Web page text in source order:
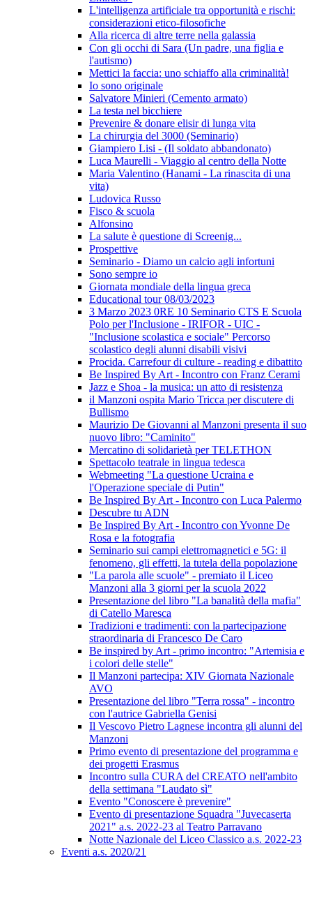
L'intelligenza artificiale tra opportunità e rischi:
considerazioni etico-filosofiche
Alla ricerca di altre terre nella galassia
Con gli occhi di Sara (Un padre, una figlia e
l'autismo)
Mettici la faccia: uno schiaffo alla criminalità!
Io sono originale
Salvatore Minieri (Cemento armato)
La testa nel bicchiere
Prevenire & donare elisir di lunga vita
La chirurgia del 3000 (Seminario)
Giampiero Lisi - (Il soldato abbandonato)
Luca Maurelli - Viaggio al centro della Notte
Maria Valentino (Hanami - La rinascita di una
vita)
Ludovica Russo
Fisco & scuola
Alfonsino
La salute è questione di Screenig...
Prospettive
Seminario - Diamo un calcio agli infortuni
Sono sempre io
Giornata mondiale della lingua greca
Educational tour 08/03/2023
3 Marzo 2023 0RE 10 Seminario CTS E Scuola
Polo per l'Inclusione - IRIFOR - UIC -
"Inclusione scolastica e sociale" Percorso
scolastico degli alunni disabili visivi
Procida. Carrefour di culture - reading e dibattito
Be Inspired By Art - Incontro con Franz Cerami
Jazz e Shoa - la musica: un atto di resistenza
il Manzoni ospita Mario Tricca per discutere di
Bullismo
Maurizio De Giovanni al Manzoni presenta il suo
nuovo libro: "Caminito"
Mercatino di solidarietà per TELETHON
Spettacolo teatrale in lingua tedesca
Webmeeting "La questione Ucraina e
l'Operazione speciale di Putin"
Be Inspired By Art - Incontro con Luca Palermo
Descubre tu ADN
Be Inspired By Art - Incontro con Yvonne De
Rosa e la fotografia
Seminario sui campi elettromagnetici e 5G: il
fenomeno, gli effetti, la tutela della popolazione
"La parola alle scuole" - premiato il Liceo
Manzoni alla 3 giorni per la scuola 2022
Presentazione del libro "La banalità della mafia"
di Catello Maresca
Tradizioni e tradimenti: con la partecipazione
straordinaria di Francesco De Caro
Be inspired by Art - primo incontro: "Artemisia e
i colori delle stelle"
Il Manzoni partecipa: XIV Giornata Nazionale
AVO
Presentazione del libro "Terra rossa" - incontro
con l'autrice Gabriella Genisi
Il Vescovo Pietro Lagnese incontra gli alunni del
Manzoni
Primo evento di presentazione del programma e
dei progetti Erasmus
Incontro sulla CURA del CREATO nell'ambito
della settimana "Laudato sì"
Evento "Conoscere è prevenire"
Evento di presentazione Squadra "Juvecaserta
2021" a.s. 2022-23 al Teatro Parravano
Notte Nazionale del Liceo Classico a.s. 2022-23
Eventi a.s. 2020/21